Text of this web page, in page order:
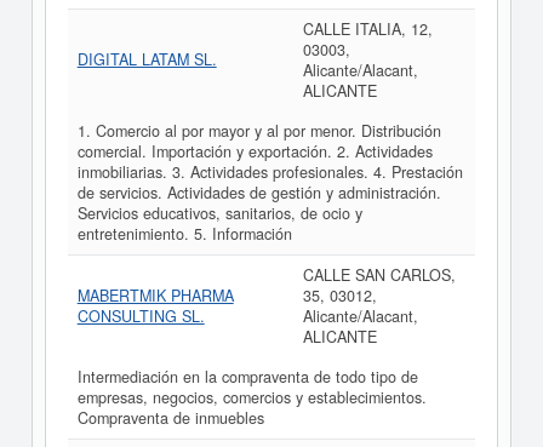
DIGITAL LATAM SL.
CALLE ITALIA, 12,
03003,
Alicante/Alacant,
ALICANTE
1. Comercio al por mayor y al por menor. Distribución
comercial. Importación y exportación. 2. Actividades
inmobiliarias. 3. Actividades profesionales. 4. Prestación
de servicios. Actividades de gestión y administración.
Servicios educativos, sanitarios, de ocio y
entretenimiento. 5. Información
MABERTMIK PHARMA
CONSULTING SL.
CALLE SAN CARLOS,
35, 03012,
Alicante/Alacant,
ALICANTE
Intermediación en la compraventa de todo tipo de
empresas, negocios, comercios y establecimientos.
Compraventa de inmuebles